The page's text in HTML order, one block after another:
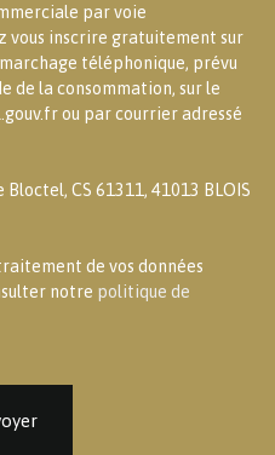
par voie
vous inscrire gratuitement sur
téléphonique, prévu
de la consommation, sur le
ou par courrier adressé
CS 61311, 41013 BLOIS
de vos données
notre politique de